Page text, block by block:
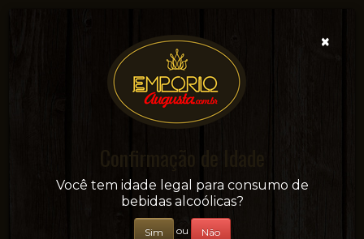
Sua conveniência e adega on-line!
×
Confirmação de Idade
Você tem idade legal para consumo de
bebidas alcoólicas?
Sim ou Não